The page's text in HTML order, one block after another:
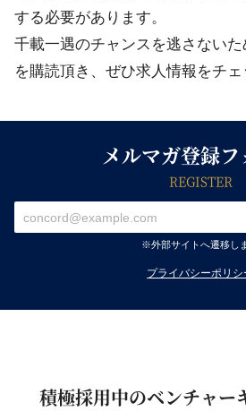
する必要があります。
千載一遇のチャンスを逃さない
を購読頂き、ぜひ求人情報をチェ
メルマガ登録フ
REGISTER
※外部サイトへ遷移し
プライバシーポリシ
積極採用中のベンチャー